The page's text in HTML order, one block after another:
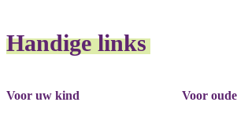
Handige links
Voor uw kind Voor